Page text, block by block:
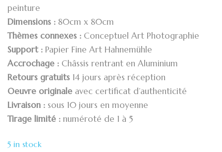
peinture
Dimensions : 80cm x 80cm
Thèmes connexes : Conceptuel Art Photographie
Support : Papier Fine Art Hahnemühle
Accrochage : Châssis rentrant en Aluminium
Retours gratuits 14 jours après réception
Oeuvre originale avec certificat d’authenticité
Livraison : sous 10 jours en moyenne
Tirage limité : numéroté de 1 à 5
5 in stock